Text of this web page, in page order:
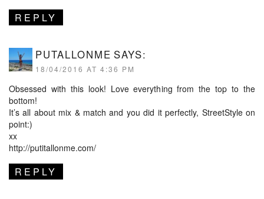
REPLY
PUTALLONME SAYS:
18/04/2016 AT 4:36 PM
Obsessed with this look! Love everything from the top to the
bottom!
It’s all about mix & match and you did it perfectly, StreetStyle on
point:)
xx
http://putitallonme.com/
REPLY